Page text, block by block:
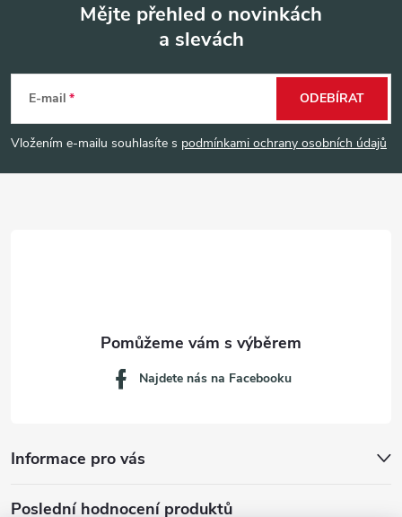
p
Mějte přehled o novinkách
a slevách
E-mail
Vložením e-mailu souhlasíte s podmínkami ochrany osobních údajů
ODEBÍRAT
Informace pro vás
Najdete nás na Facebooku
Poslední hodnocení produktů